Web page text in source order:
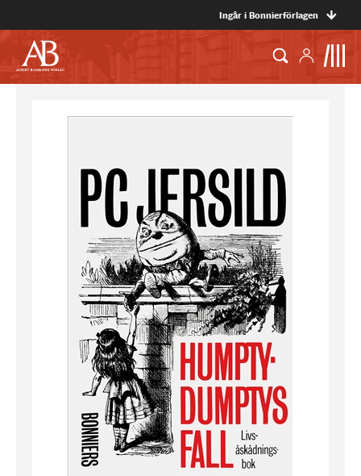
Ingår i Bonnierförlagen